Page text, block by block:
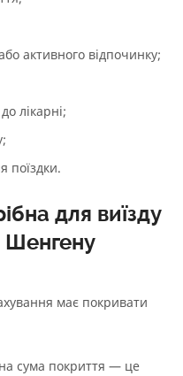
активного відпочинку;
лікарні;
поїздки.
для виїзду
Шенгену
має покривати
сума покриття — це